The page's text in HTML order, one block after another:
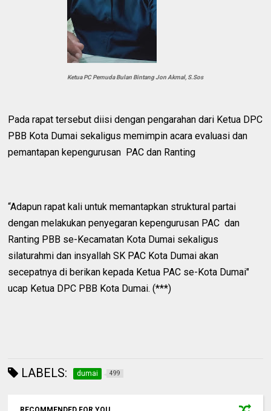
Ketua PC Pemuda Bulan Bintang Jon Akmal, S.Sos
Pada rapat tersebut diisi dengan pengarahan dari Ketua DPC
PBB Kota Dumai sekaligus memimpin acara evaluasi dan
pemantapan kepengurusan PAC dan Ranting
“Adapun rapat kali untuk memantapkan struktural partai
dengan melakukan penyegaran kepengurusan PAC dan
Ranting PBB se-Kecamatan Kota Dumai sekaligus
silaturahmi dan insyallah SK PAC Kota Dumai akan
secepatnya di berikan kepada Ketua PAC se-Kota Dumai"
ucap Ketua DPC PBB Kota Dumai. (***)
LABELS: dumai 499